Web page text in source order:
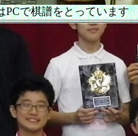
PCで棋譜をとっています